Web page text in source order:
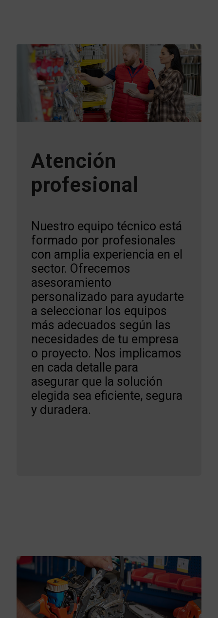
Atención
profesional
Nuestro equipo técnico está
formado por profesionales
con amplia experiencia en el
sector. Ofrecemos
asesoramiento
personalizado para ayudarte
a seleccionar los equipos
más adecuados según las
necesidades de tu empresa
o proyecto. Nos implicamos
en cada detalle para
asegurar que la solución
elegida sea eficiente, segura
y duradera.